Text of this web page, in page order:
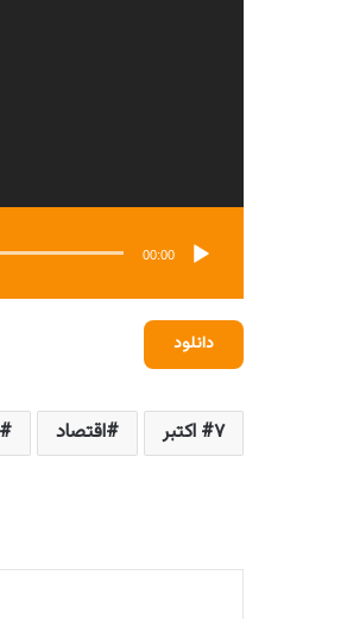
00:00
دانلود
۷ اکتبر اقتصاد